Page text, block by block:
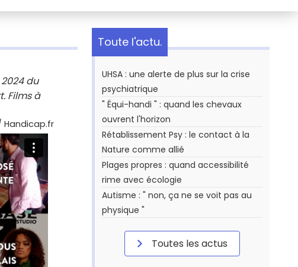
du
Films à
Handicap.fr
Toute l'actu.
UHSA : une alerte de plus sur la crise
psychiatrique
" Équi-handi " : quand les chevaux
ouvrent l'horizon
Rétablissement Psy : le contact à la
Nature comme allié
Plages propres : quand accessibilité
rime avec écologie
Autisme : " non, ça ne se voit pas au
physique "
Toutes les actus